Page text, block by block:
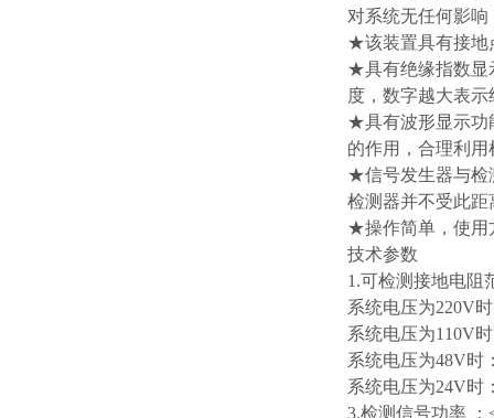
对系统无任何影
★该装置具有接地
★具有绝缘指数显
度，数字越大表
★具有波形显示功
的作用，合理利
★信号发生器与检
检测器并不受此
★操作简单，使用
技术参数
1.可检测接地电
系统电压为220V
系统电压为110V
系统电压为48V
系统电压为24V
3.检测信号功率